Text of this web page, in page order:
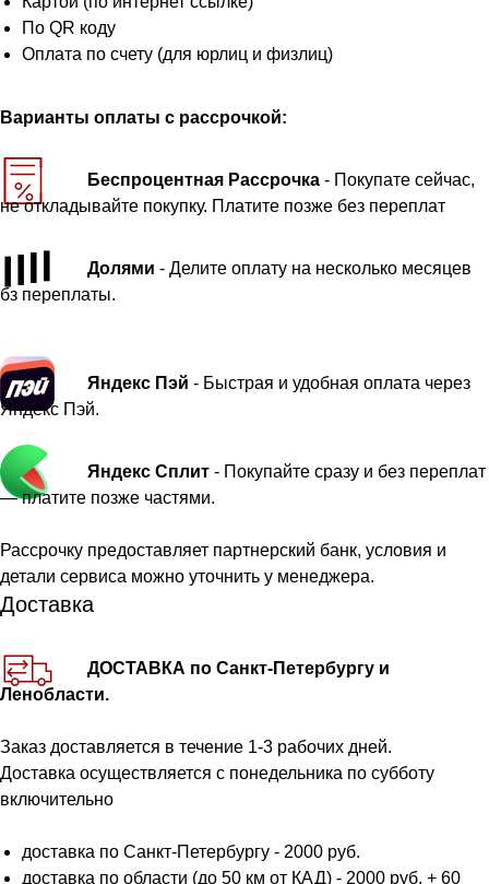
По QR коду
Оплата по счету (для юрлиц и физлиц)
Варианты оплаты с рассрочкой:
Беспроцентная Рассрочка - Покупате сейчас,
не откладывайте покупку. Платите позже без переплат
Долями - Делите оплату на несколько месяцев
бз переплаты.
Яндекс Пэй - Быстрая и удобная оплата через
Яндекс Пэй.
Яндекс Сплит - Покупайте сразу и без переплат
— платите позже частями.
Рассрочку предоставляет партнерский банк, условия и
детали сервиса можно уточнить у менеджера.
Доставка
ДОСТАВКА по Санкт-Петербургу и
Ленобласти.
Заказ доставляется в течение 1-3 рабочих дней.
Доставка осуществляется с понедельника по субботу
включительно
доставка по Санкт-Петербургу - 2000 руб.
доставка по области (до 50 км от КАД) - 2000 руб. + 60